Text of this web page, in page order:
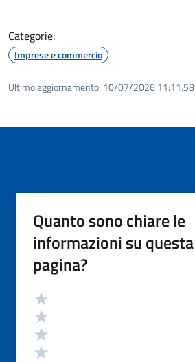
Categorie:
Imprese e commercio
Ultimo aggiornamento: 10/07/2026 11:11.58
Quanto sono chiare le
informazioni su questa
pagina?
Valutazione